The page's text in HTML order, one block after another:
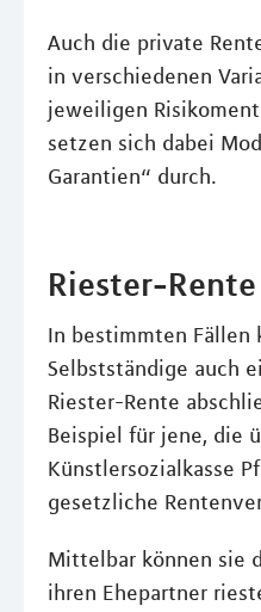
Auch die private
in verschiedenen
jeweiligen
setzen sich dabei
Garantien“ durch.
Riester-Rente
In bestimmten Fällen
Selbstständige auch
Riester-Rente
Beispiel für jene, die
Künstlersozialkasse
gesetzliche
Mittelbar können sie
ihren Ehepartner